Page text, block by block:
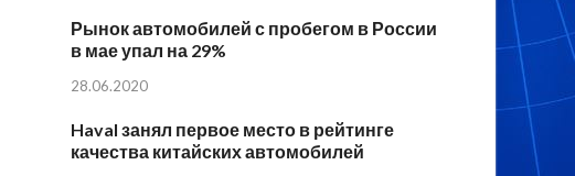
Рынок автомобилей с пробегом в России
в мае упал на 29%
28.06.2020
Haval занял первое место в рейтинге
качества китайских автомобилей